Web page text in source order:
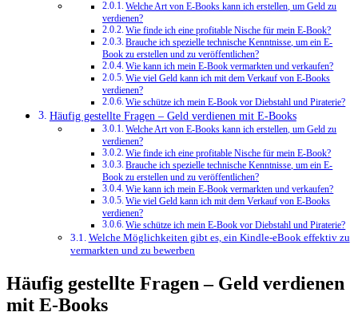
Welche Art von E-Books kann ich erstellen, um Geld zu
verdienen?
Wie finde ich eine profitable Nische für mein E-Book?
Brauche ich spezielle technische Kenntnisse, um ein E-
Book zu erstellen und zu veröffentlichen?
Wie kann ich mein E-Book vermarkten und verkaufen?
Wie viel Geld kann ich mit dem Verkauf von E-Books
verdienen?
Wie schütze ich mein E-Book vor Diebstahl und Piraterie?
Häufig gestellte Fragen – Geld verdienen mit E-Books
Welche Art von E-Books kann ich erstellen, um Geld zu
verdienen?
Wie finde ich eine profitable Nische für mein E-Book?
Brauche ich spezielle technische Kenntnisse, um ein E-
Book zu erstellen und zu veröffentlichen?
Wie kann ich mein E-Book vermarkten und verkaufen?
Wie viel Geld kann ich mit dem Verkauf von E-Books
verdienen?
Wie schütze ich mein E-Book vor Diebstahl und Piraterie?
Welche Möglichkeiten⁢ gibt es, ​ein Kindle-eBook effektiv ‍zu
vermarkten und zu ⁢bewerben
Häufig gestellte Fragen – Geld verdienen
mit E-Books